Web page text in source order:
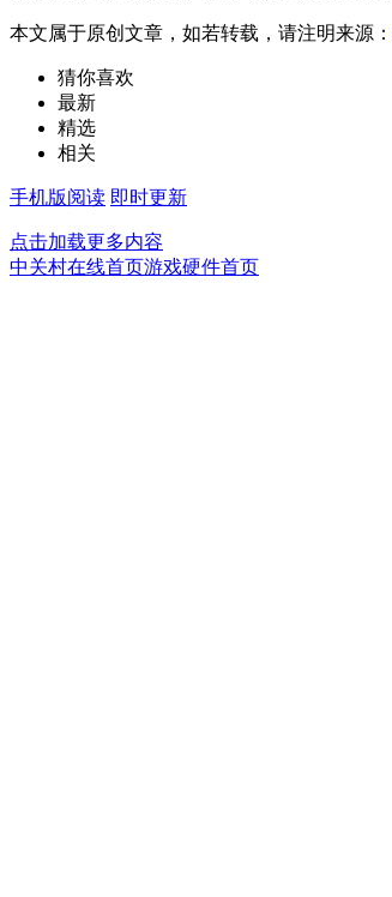
本文属于原创文章，如若转载，请注明来源：
猜你喜欢
最新
精选
相关
手机版阅读 即时更新
点击加载更多内容
中关村在线首页游戏硬件首页